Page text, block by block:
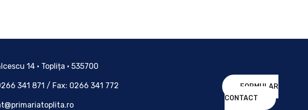
14 • Toplița • 535700
341 871 / Fax: 0266 341 772
FORMULAR
CONTACT